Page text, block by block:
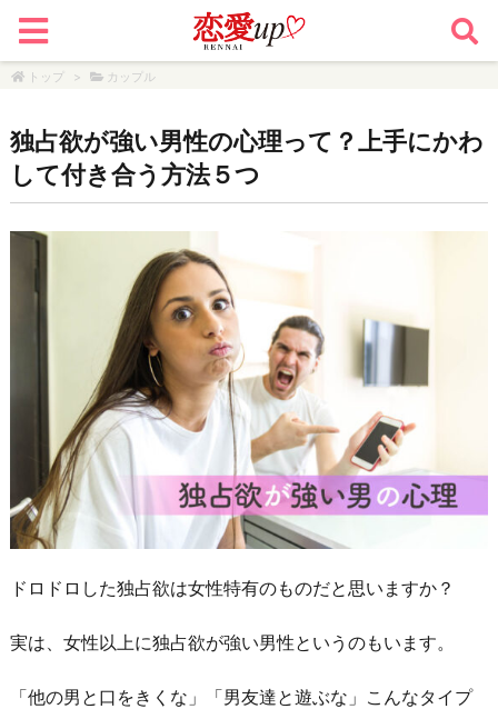
トップ > カップル
独占欲が強い男性の心理って？上手にかわ
して付き合う方法５つ
ドロドロした独占欲は女性特有のものだと思いますか？
実は、女性以上に独占欲が強い男性というのもいます。
「他の男と口をきくな」「男友達と遊ぶな」こんなタイプ